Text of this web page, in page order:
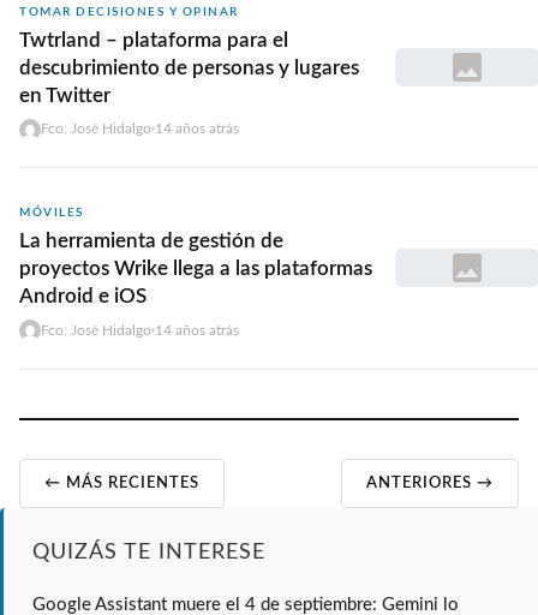
TOMAR DECISIONES Y OPINAR
Twtrland – plataforma para el
descubrimiento de personas y lugares
en Twitter
Fco. José Hidalgo·14 años atrás
MÓVILES
La herramienta de gestión de
proyectos Wrike llega a las plataformas
Android e iOS
Fco. José Hidalgo·14 años atrás
← MÁS RECIENTES ANTERIORES →
QUIZÁS TE INTERESE
Google Assistant muere el 4 de septiembre: Gemini lo